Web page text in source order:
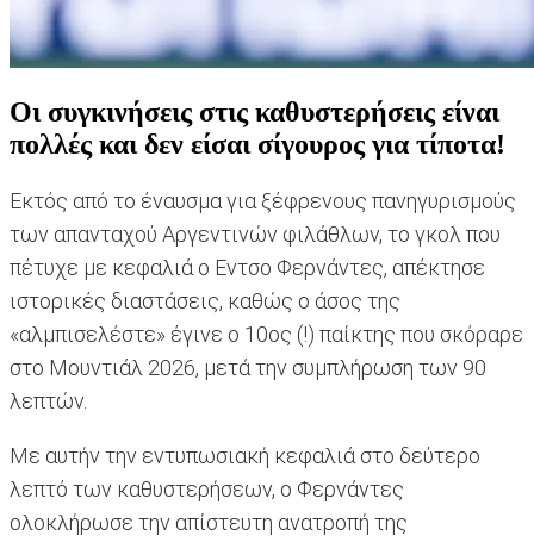
Οι συγκινήσεις στις καθυστερήσεις είναι
πολλές και δεν είσαι σίγουρος για τίποτα!
Εκτός από το έναυσμα για ξέφρενους πανηγυρισμούς
των απανταχού Αργεντινών φιλάθλων, το γκολ που
πέτυχε με κεφαλιά ο Εντσο Φερνάντες, απέκτησε
ιστορικές διαστάσεις, καθώς ο άσος της
«αλμπισελέστε» έγινε ο 10ος (!) παίκτης που σκόραρε
στο Μουντιάλ 2026, μετά την συμπλήρωση των 90
λεπτών.
Με αυτήν την εντυπωσιακή κεφαλιά στο δεύτερο
λεπτό των καθυστερήσεων, ο Φερνάντες
ολοκλήρωσε την απίστευτη ανατροπή της